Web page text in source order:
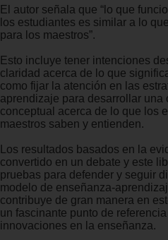
El autor señala que “lo que
los estudiantes es similar a lo
para los maestros”.
Esto incluye tener intenciones
claridad acerca de lo que
como fijar la atención en las
aprendizaje para desarrollar una
conceptual acerca de lo que los
maestros saben y entienden.
Los resultados basados en la
convertido en un debate y este
pruebas para defender y seguir
modelo de enseñanza-
contribuye de gran manera en
un fascinante punto de
innovaciones en la enseñanza.